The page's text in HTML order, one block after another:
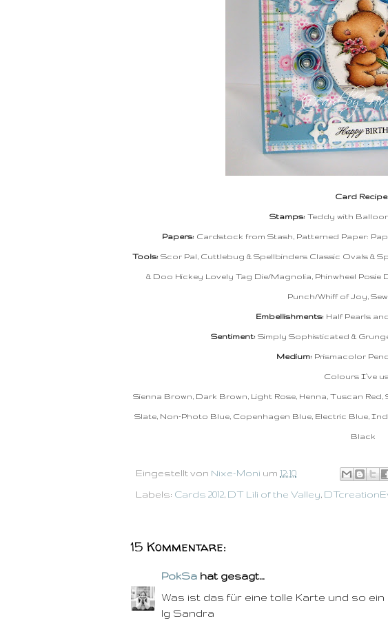
Card Recipe:
Stamps: Teddy with
Papers: Cardstock from Stash, Patterned Paper:
Tools: Scor Pal, Cuttlebug & Spellbinders Classic Ovals &
& Doo Hickey Lovely Tag Die/Magnolia, Phinwheel
Punch/Whiff of Joy,
Embellishments: Half Pearls
Sentiment: Simply Sophisticated &
Medium: Prismacolor
Colours I`ve
Sienna Brown, Dark Brown, Light Rose, Henna, Tuscan
Slate, Non-Photo Blue, Copenhagen Blue, Electric Blue,
Black
Eingestellt von Nixe-Moni um 12:10
Labels: Cards 2012, DT Lili of the Valley,
15 Kommentare:
PokSa hat gesagt…
Was ist das für eine tolle Karte und so
lg Sandra